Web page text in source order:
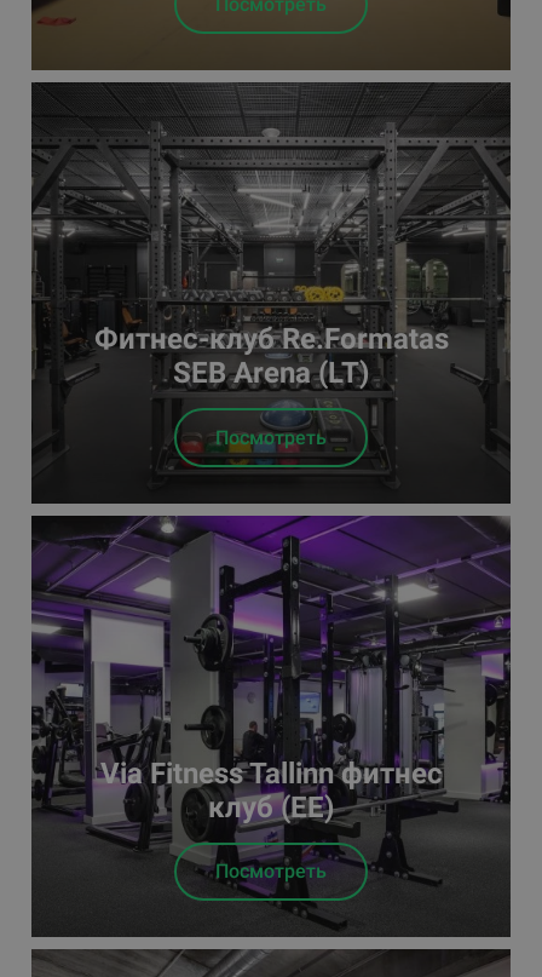
Фитнес-клуб Re.Formatas
SEB Arena (LT)
Посмотреть
Via Fitness Tallinn фитнес
клуб (EE)
Посмотреть